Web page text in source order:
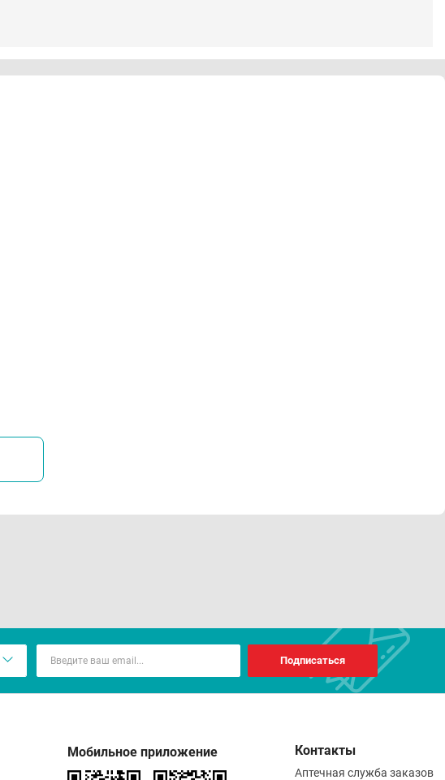
Подписаться
Мобильное приложение Контакты
Аптечная служба заказов